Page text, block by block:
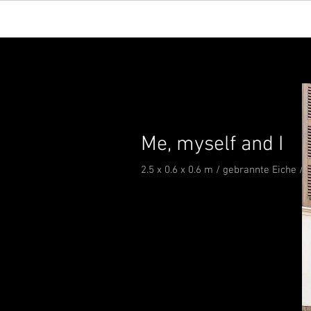
Me, myself and I
2.5 x 0.6 x 0.6 m / gebrannte Eiche /